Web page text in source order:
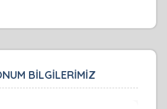
BİLGİLERİMİZ